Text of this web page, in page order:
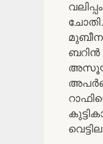
ബറിൻ
അപർണ